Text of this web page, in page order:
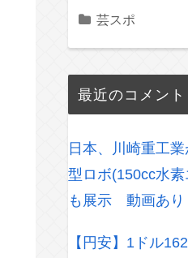
芸スポ
最近のコメント
日本、川崎重工
型ロボ(150cc水
も展示 動画あり
【円安】1ドル